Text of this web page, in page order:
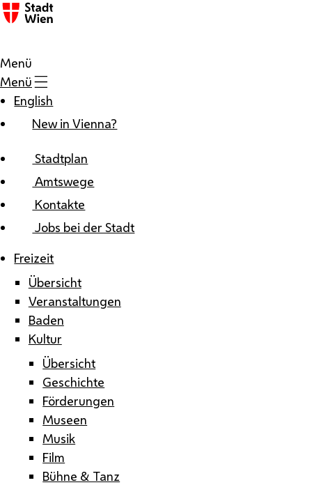
Zum Inhalt
Menü
Menü
English
New in Vienna?
Stadtplan
Amtswege
Kontakte
Jobs bei der Stadt
Freizeit
Übersicht
Veranstaltungen
Baden
Kultur
Übersicht
Geschichte
Förderungen
Museen
Musik
Film
Bühne & Tanz